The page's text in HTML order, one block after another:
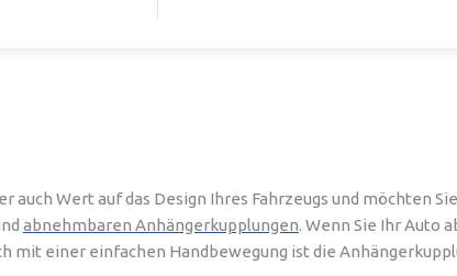
auch Wert auf das Design Ihres Fahrzeugs und möchten
abnehmbaren Anhängerkupplungen. Wenn Sie Ihr Auto
mit einer einfachen Handbewegung ist die